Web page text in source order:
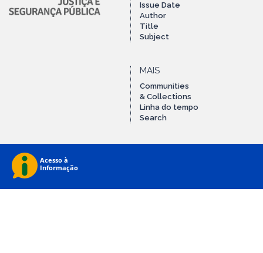
Issue Date
Author
Title
Subject
MAIS
Communities
& Collections
Linha do tempo
Search